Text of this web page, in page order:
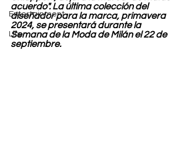
Entertainment
Life
acuerdo". La última colección del
diseñador para la marca, primavera
2024, se presentará durante la
Semana de la Moda de Milán el 22 de
septiembre.